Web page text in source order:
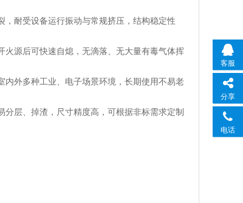
耐受设备运行振动与常规挤压，结构稳定性
源后可快速自熄，无滴落、无大量有毒气体挥
外多种工业、电子场景环境，长期使用不易老
层、掉渣，尺寸精度高，可根据非标需求定制
客服
分享
电话